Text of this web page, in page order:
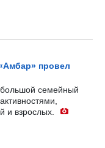
провел
большой семейный
и взрослых.